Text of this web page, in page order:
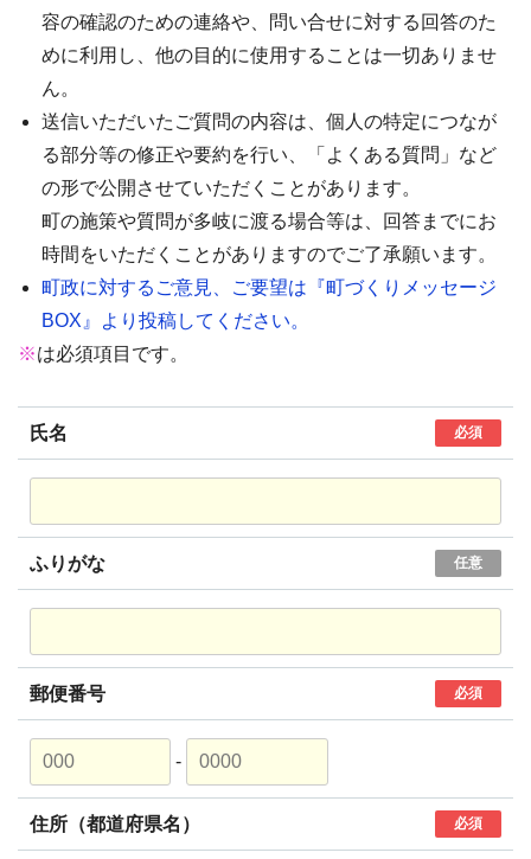
容の確認のための連絡や、問い合せに対する回答のた
めに利用し、他の目的に使用することは一切ありませ
ん。
送信いただいたご質問の内容は、個人の特定につなが
る部分等の修正や要約を行い、「よくある質問」など
の形で公開させていただくことがあります。
町の施策や質問が多岐に渡る場合等は、回答までにお
時間をいただくことがありますのでご了承願います。
町政に対するご意見、ご要望は『町づくりメッセージ
BOX』より投稿してください。
※は必須項目です。
氏名 必須
ふりがな 任意
郵便番号 必須
-
住所（都道府県名） 必須